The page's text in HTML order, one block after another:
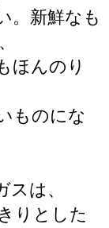
。新鮮なも
ほんのり
ものにな
は、
りとした